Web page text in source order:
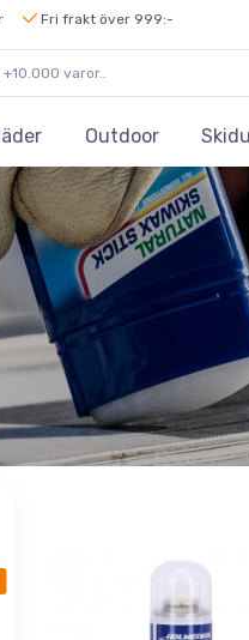
Fri frakt över 999:-
Outdoor